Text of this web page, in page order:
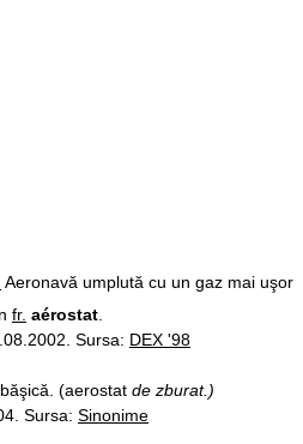
Aeronavă umplută cu un gaz mai uşor
fr. aérostat
Sursa: DEX '98
(aerostat de zburat.)
Sursa: Sinonime